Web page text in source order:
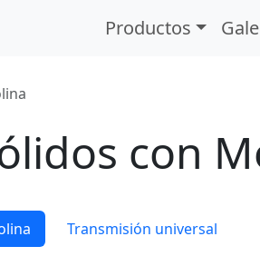
Productos
con
Transmisión universal